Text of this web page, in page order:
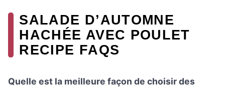
SALADE D’AUTOMNE
HACHÉE AVEC POULET
RECIPE FAQS
Quelle est la meilleure façon de choisir des